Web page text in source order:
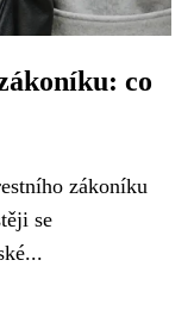
co
zákoníku
se